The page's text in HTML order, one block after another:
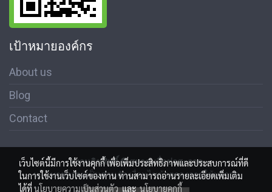
เป้าหมายองค์กร
About us
Blog
Contact
สงวนลิขสิทธิ์ © สมาคมสื่อช่อสะอาด
นโนบายความเป็นส่วนตัว เงื่อนไขข้อตกลงการใช้บริการ
เว็บไซต์นี้มีการใช้งานคุกกี้ เพื่อเพิ่มประสิทธิภาพและประสบการณ์ที่ดี
ในการใช้งานเว็บไซต์ของท่าน ท่านสามารถอ่านรายละเอียดเพิ่มเติม
ได้ที่นโยบายความเป็นส่วนตัวและนโยบายคุกกี้